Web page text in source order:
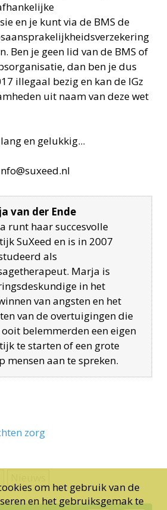
en je kunt via de BMS de
Ben je geen lid van de BMS of
dan ben je dus
illegaal bezig en kan de IGz
uit naam van deze wet
en gelukkig...
van der Ende
runt haar succesvolle
SuXeed en is in 2007
als
Marja is
in het
van angsten en het
van de overtuigingen die
belemmerden een eigen
te starten of een grote
mensen aan te spreken.
zorg
om het gebruik van de
en het gebruiksgemak te